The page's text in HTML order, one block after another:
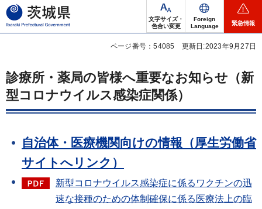
茨城県
文字サイズ・
色合い変更
Foreign
Language
緊急情報
ページ番号：54085 更新日:2023年9月27日
診療所・薬局の皆様へ重要なお知らせ（新
型コロナウイルス感染症関係）
自治体・医療機関向けの情報（厚生労働省
サイトへリンク）
新型コロナウイルス感染症に係るワクチンの迅
速な接種のための体制確保に係る医療法上の臨